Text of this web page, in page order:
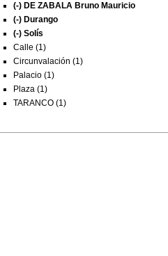
(-) DE ZABALA Bruno Mauricio
(-) Durango
(-) Solís
Calle (1)
Circunvalación (1)
Palacio (1)
Plaza (1)
TARANCO (1)